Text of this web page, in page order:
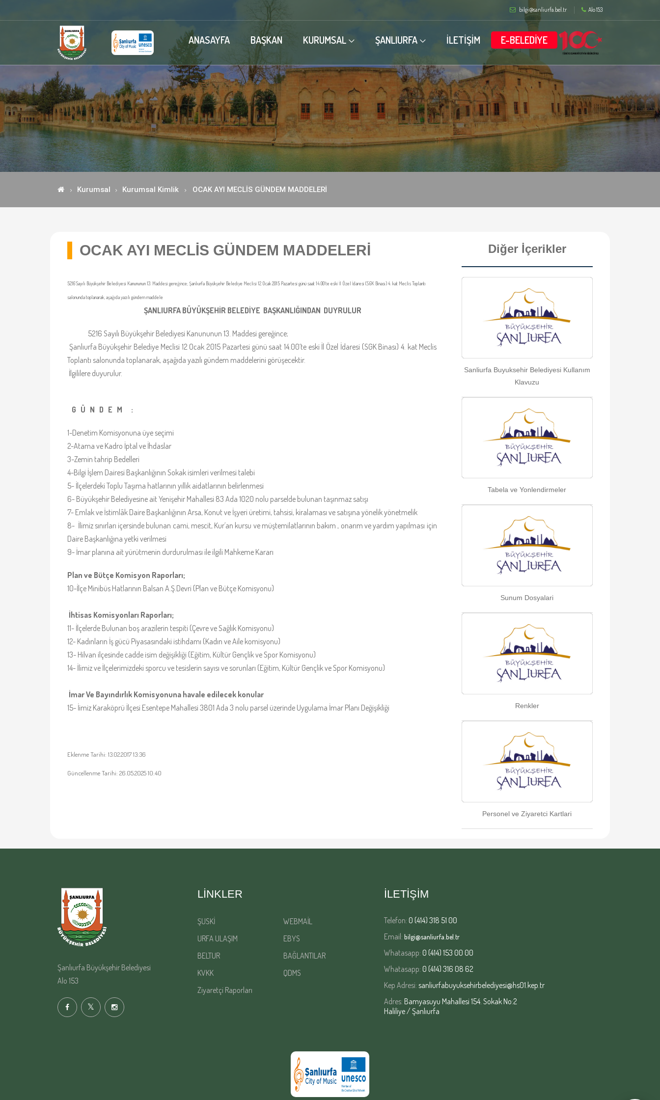
bilgi@sanliurfa.bel.tr Alo 153
ANASAYFA BAŞKAN KURUMSAL ŞANLIURFA İLETİŞİM E-BELEDİYE
Kurumsal Kurumsal Kimlik OCAK AYI MECLİS GÜNDEM MADDELERİ
OCAK AYI MECLİS GÜNDEM MADDELERİ
5216 Sayılı Büyükşehir Belediyesi Kanununun 13. Maddesi gereğince; Şanlıurfa Büyükşehir Belediye Meclisi 12 Ocak 2015 Pazartesi günü saat 14.00´te eski İl Özel İdaresi (SGK Binası) 4. kat Meclis Toplantı
salonunda toplanarak, aşağıda yazılı gündem maddele
ŞANLIURFA BÜYÜKŞEHİR BELEDİYE BAŞKANLIĞINDAN DUYRULUR
5216 Sayılı Büyükşehir Belediyesi Kanununun 13. Maddesi gereğince;
Şanlıurfa Büyükşehir Belediye Meclisi 12 Ocak 2015 Pazartesi günü saat 14.00´te eski İl Özel İdaresi (SGK Binası) 4. kat Meclis
Toplantı salonunda toplanarak, aşağıda yazılı gündem maddelerini görüşecektir.
İlgililere duyurulur.
G Ü N D E M :
1-Denetim Komisyonuna üye seçimi
2-Atama ve Kadro İptal ve İhdaslar
3-Zemin tahrip Bedelleri
4-Bilgi İşlem Dairesi Başkanlığının Sokak isimleri verilmesi talebi
5- İlçelerdeki Toplu Taşıma hatlarının yıllık aidatlarının belirlenmesi
6- Büyükşehir Belediyesine ait Yenişehir Mahallesi 83 Ada 1020 nolu parselde bulunan taşınmaz satışı
7- Emlak ve İstimlâk Daire Başkanlığının Arsa, Konut ve İşyeri üretimi, tahsisi, kiralaması ve satışına yönelik yönetmelik
8- İlimiz sınırları içersinde bulunan cami, mescit, Kur´an kursu ve müştemilatlarının bakım , onarım ve yardım yapılması için
Daire Başkanlığına yetki verilmesi
9- İmar planına ait yürütmenin durdurulması ile ilgili Mahkeme Kararı
Plan ve Bütçe Komisyon Raporları;
10-İlçe Minibüs Hatlarının Balsan A.Ş.Devri (Plan ve Bütçe Komisyonu)
İhtisas Komisyonları Raporları;
11- İlçelerde Bulunan boş arazilerin tespiti (Çevre ve Sağlık Komisyonu)
12- Kadınların İş gücü Piyasasındaki istihdamı (Kadın ve Aile komisyonu)
13- Hilvan ilçesinde cadde isim değişikliği (Eğitim, Kültür Gençlik ve Spor Komisyonu)
14- İlimiz ve İlçelerimizdeki sporcu ve tesislerin sayısı ve sorunları (Eğitim, Kültür Gençlik ve Spor Komisyonu)
İmar Ve Bayındırlık Komisyonuna havale edilecek konular
15- İimiz Karaköprü İlçesi Esentepe Mahallesi 3801 Ada 3 nolu parsel üzerinde Uygulama İmar Planı Değişikliği
Eklenme Tarihi: 13.02.2017 13:36
Güncellenme Tarihi: 26.05.2025 10:40
Diğer İçerikler
Sanliurfa Buyuksehir Belediyesi Kullanım
Klavuzu
Tabela ve Yonlendirmeler
Sunum Dosyalari
Renkler
Personel ve Ziyaretci Kartlari
Şanlıurfa Büyükşehir Belediyesi
Alo 153
LINKLER
ŞUSKİ
WEBMAİL
URFA ULAŞIM
EBYS
BELTUR
BAĞLANTILAR
KVKK
QDMS
Ziyaretçi Raporları
İLETİŞİM
Telefon: 0 (414) 318 51 00
Email: bilgi@sanliurfa.bel.tr
Whatasapp: 0 (414) 153 00 00
Whatasapp: 0 (414) 316 08 62
Kep Adresi: sanliurfabuyuksehirbelediyesi@hs01.kep.tr
Adres: Bamyasuyu Mahallesi 154. Sokak No:2
Haliliye / Şanlıurfa